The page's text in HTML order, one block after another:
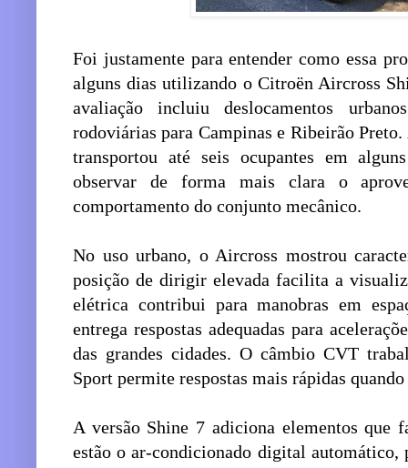
Foi justamente para entender como essa
alguns dias utilizando o Citroën Aircross
avaliação incluiu deslocamentos
rodoviárias para Campinas e Ribeirão
transportou até seis ocupantes em
observar de forma mais clara o
comportamento do conjunto mecânico.
No uso urbano, o Aircross mostrou
posição de dirigir elevada facilita a
elétrica contribui para manobras em
entrega respostas adequadas para
das grandes cidades. O câmbio CVT
Sport permite respostas mais rápidas
A versão Shine 7 adiciona elementos que
estão o ar-condicionado digital